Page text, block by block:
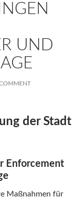
UND
COMMENT
der Stadt
Enforcement
Maßnahmen für